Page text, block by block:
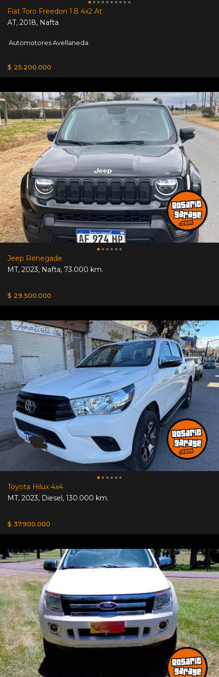
Fiat Toro Freedon 1.8 4x2 At
AT, 2018, Nafta
Automotores Avellaneda
$ 25.200.000
Jeep Renegade
MT, 2023, Nafta, 73.000 km.
$ 29.500.000
Toyota Hilux 4x4
MT, 2023, Diesel, 130.000 km.
$ 37.900.000